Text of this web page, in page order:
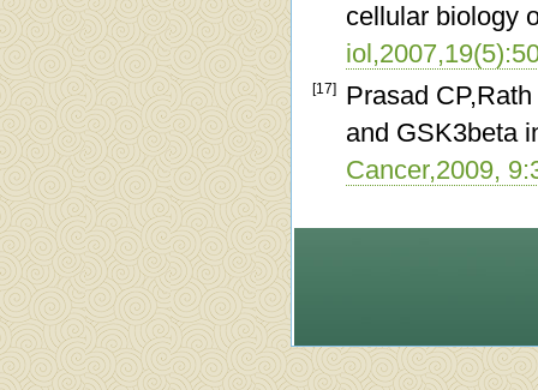
cellular biology
[17]
Prasad
and GSK3beta
Cancer,2009,